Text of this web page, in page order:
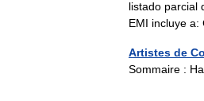
listado parcial
EMI incluye
Artistes de
Sommaire :